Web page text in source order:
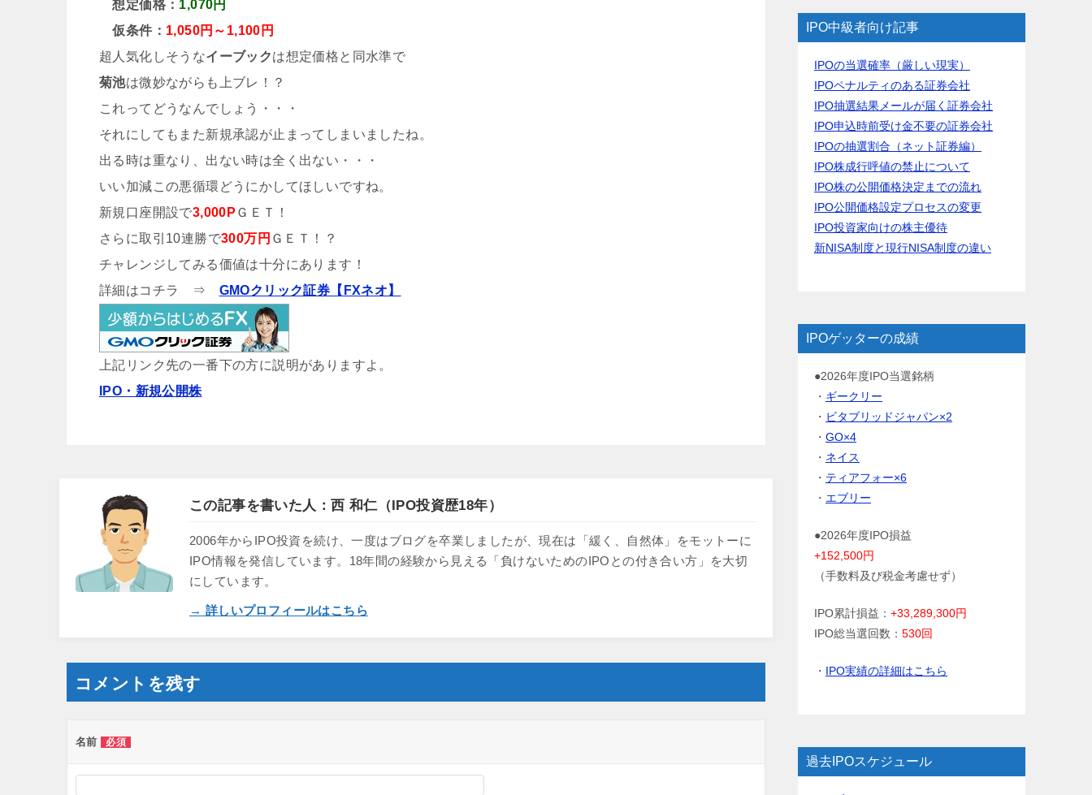
想定価格： 1,070円
仮条件： 1,050円～1,100円
超人気化しそうなイーブックは想定価格と同水準で
菊池は微妙ながらも上ブレ！？
これってどうなんでしょう・・・
それにしてもまた新規承認が止まってしまいましたね。
出る時は重なり、出ない時は全く出ない・・・
いい加減この悪循環どうにかしてほしいですね。
新規口座開設で3,000P ＧＥＴ！
さらに取引10連勝で300万円 ＧＥＴ！？
チャレンジしてみる価値は十分にあります！
詳細はコチラ ⇒ GMOクリック証券【FXネオ】
上記リンク先の一番下の方に説明がありますよ。
IPO・新規公開株
この記事を書いた人：西 和仁（IPO投資歴18年）
2006年からIPO投資を続け、一度はブログを卒業しましたが、現在は「緩く、自然体」をモットーに
IPO情報を発信しています。18年間の経験から見える「負けないためのIPOとの付き合い方」を大切
にしています。
→ 詳しいプロフィールはこちら
コメントを残す
名前 必須
IPO中級者向け記事
IPOの当選確率（厳しい現実）
IPOペナルティのある証券会社
IPO抽選結果メールが届く証券会社
IPO申込時前受け金不要の証券会社
IPOの抽選割合（ネット証券編）
IPO株成行呼値の禁止について
IPO株の公開価格決定までの流れ
IPO公開価格設定プロセスの変更
IPO投資家向けの株主優待
新NISA制度と現行NISA制度の違い
IPOゲッターの成績
●2026年度IPO当選銘柄
・ ギークリー
・ ビタブリッドジャパン×2
・ GO×4
・ ネイス
・ ティアフォー×6
・ エブリー
●2026年度IPO損益
+152,500円
（手数料及び税金考慮せず）
IPO累計損益： +33,289,300円
IPO総当選回数： 530回
・ IPO実績の詳細はこちら
過去IPOスケジュール